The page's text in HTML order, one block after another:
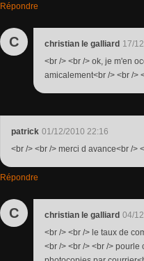
Répondre
C christian le galliard 17/
<br /> <br /> ok, je m'en
amicalement<br /> <br />
patrick 01/12/2010 22:16
<br /> <br /> merci d avance<br />
Répondre
C christian le galliard 04/
<br /> <br /> le taux de
<br /> <br /> <br />